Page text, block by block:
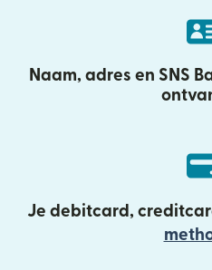
Naam, adres en SNS
Je debitcard,